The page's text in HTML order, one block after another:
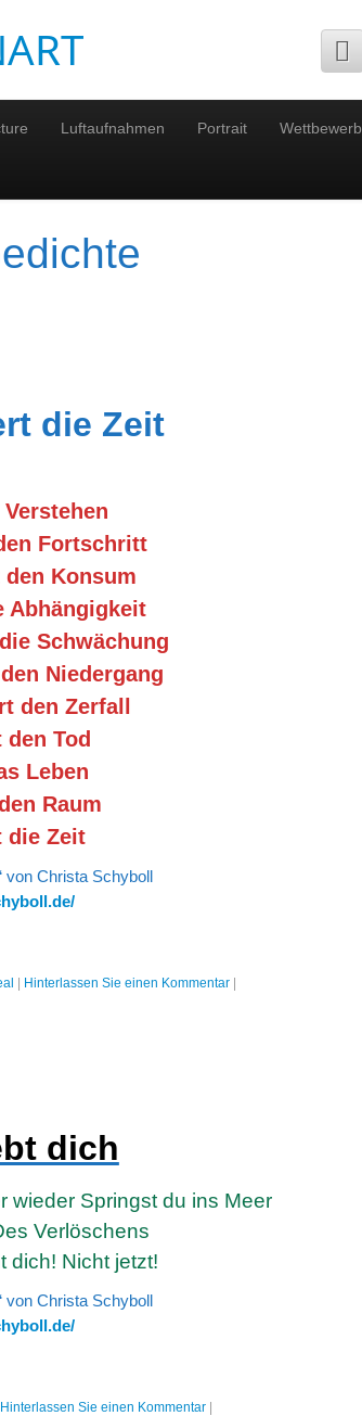
Luftaufnahmen Portrait Wettbewerb
die Zeit
Fortschritt
Konsum
Abhängigkeit
Schwächung
Niedergang
den Zerfall
Tod
Leben
Raum
die Zeit
von Christa Schyboll
Hinterlassen Sie einen Kommentar
dich
wieder Springst du ins Meer
Verlöschens
dich! Nicht jetzt!
von Christa Schyboll
Hinterlassen Sie einen Kommentar